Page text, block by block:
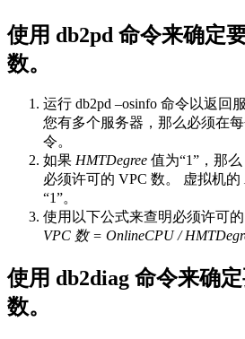
使用 db2pd 命令来确定
数。
运行 db2pd –osinfo 命令以返回
您有多个服务器，那么必须在
令。
如果 HMTDegree 值为“1”，那么
必须许可的 VPC 数。 虚拟机的
“1”。
使用以下公式来查明必须许可的
VPC 数 = OnlineCPU /
使用 db2diag 命令来确
数。